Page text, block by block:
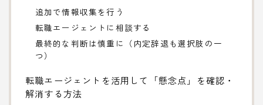
追加で情報収集を行う
転職エージェントに相談する
最終的な判断は慎重に（内定辞退も選択肢の一
つ）
転職エージェントを活用して「懸念点」を確認・
解消する方法